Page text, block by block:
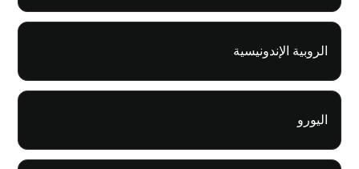
الروبية الإندونيسية
اليورو